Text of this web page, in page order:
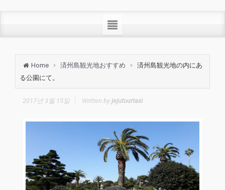
Home 済州島観光地おすすめ
済州島観光地の内にあ
る公園にて。
2017년 3월 15일 Written by jejutourtaxi